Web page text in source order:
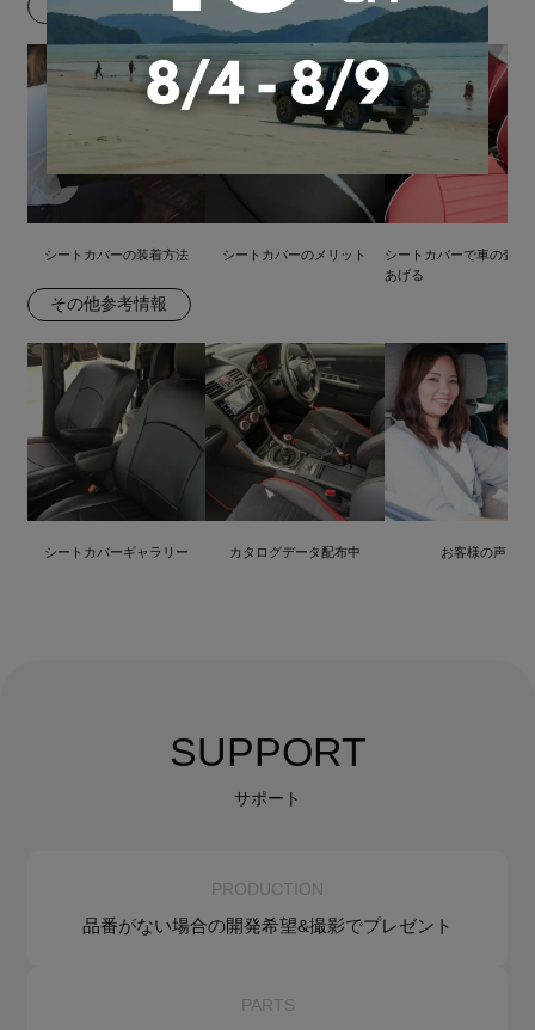
シートカバーの装着方法 シートカバーのメリット
シートカバーで車の査定
あげる
その他参考情報
シートカバーギャラリー カタログデータ配布中 お客様の声
SUPPORT
サポート
PRODUCTION
品番がない場合の開発希望&撮影でプレゼント
PARTS